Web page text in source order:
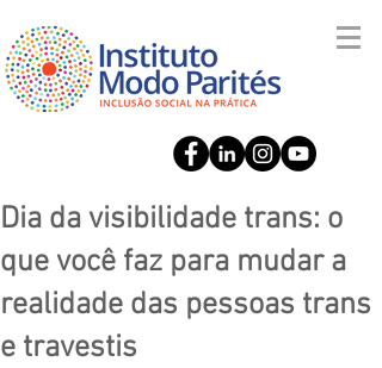
Dia da visibilidade trans: o
que você faz para mudar a
realidade das pessoas trans
e travestis